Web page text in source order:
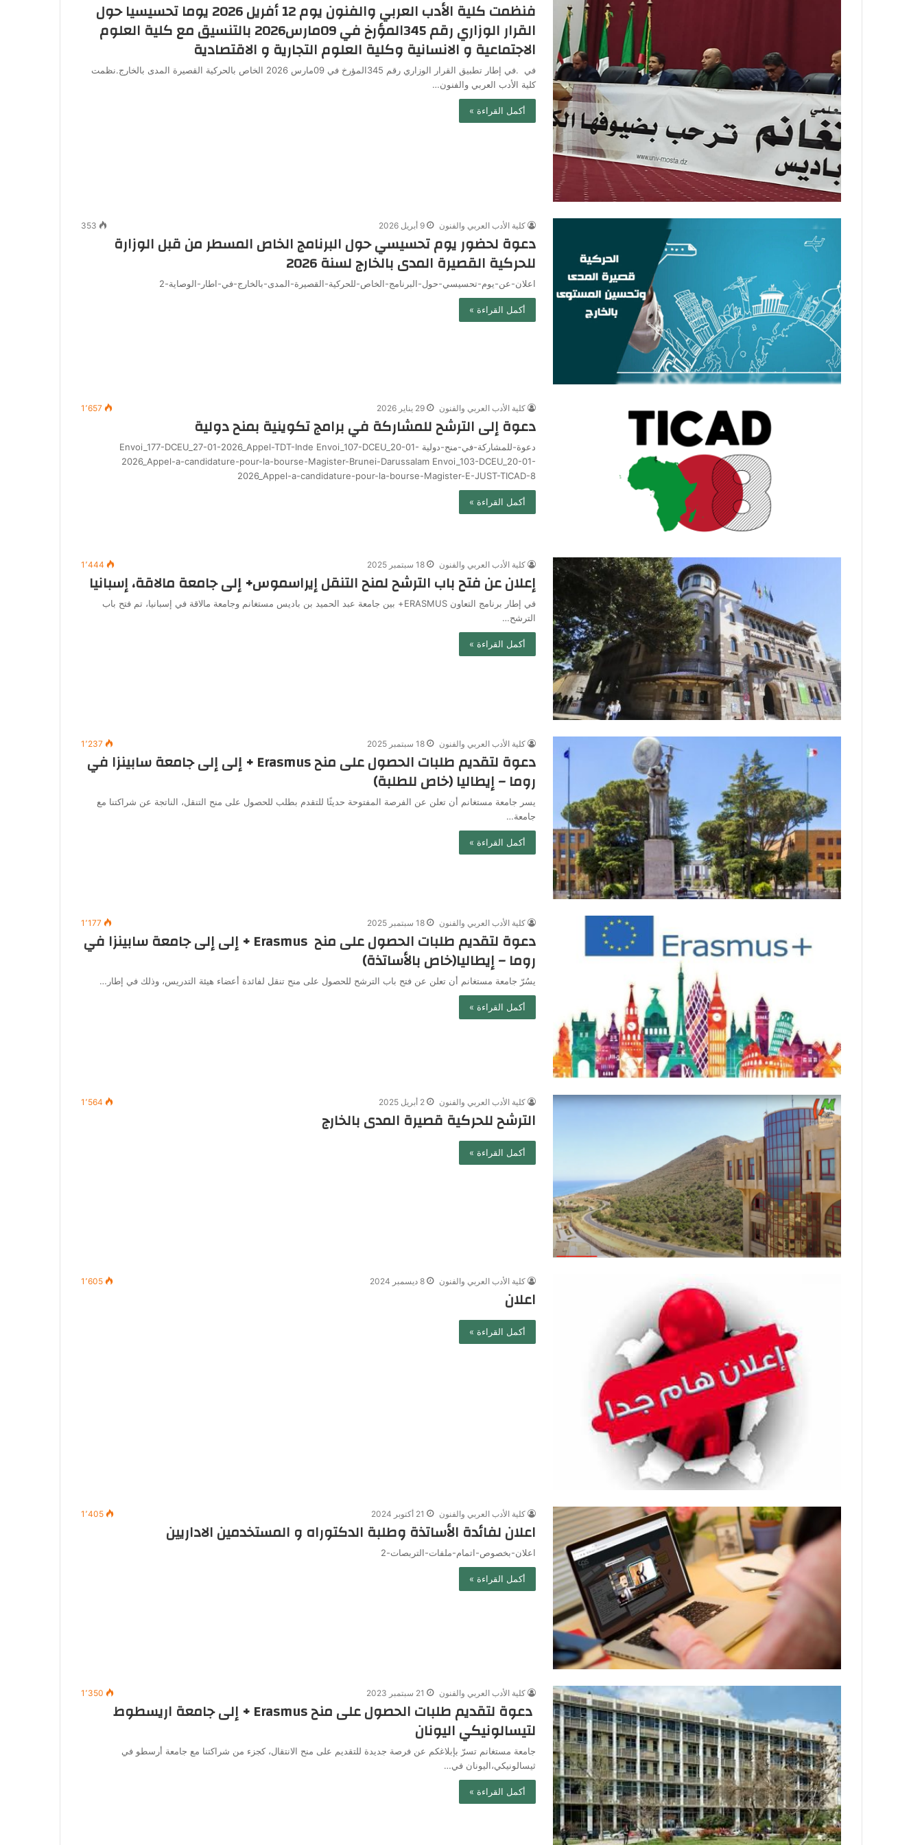
فنظمت كلية الأدب العربي والفنون يوم 12 أفريل 2026 يوما تحسيسيا حول
القرار الوزاري رقم 345المؤرخ في 09مارس2026 بالتنسيق مع كلية العلوم
الاجتماعية و الانسانية وكلية العلوم التجارية و الاقتصادية
في .في إطار تطبيق القرار الوزاري رقم 345المؤرخ في 09مارس 2026 الخاص بالحركية القصيرة المدى بالخارج.نظمت
كلية الأدب العربي والفنون…
أكمل القراءة »
كلية الأدب العربي والفنون 9 أبريل 2026 353
دعوة لحضور يوم تحسيسي حول البرنامج الخاص المسطر من قبل الوزارة
للحركية القصيرة المدى بالخارج لسنة 2026
اعلان-عن-يوم-تحسيسي-حول-البرنامج-الخاص-للحركية-القصيرة-المدى-بالخارج-في-اطار-الوصاية-2
أكمل القراءة »
كلية الأدب العربي والفنون 29 يناير 2026 1٬657
دعوة إلى الترشح للمشاركة في برامج تكوينية بمنح دولية
دعوة-للمشاركة-في-منح-دولية Envoi_177-DCEU_27-01-2026_Appel-TDT-Inde Envoi_107-DCEU_20-01-
2026_Appel-a-candidature-pour-la-bourse-Magister-Brunei-Darussalam Envoi_103-DCEU_20-01-
2026_Appel-a-candidature-pour-la-bourse-Magister-E-JUST-TICAD-8
أكمل القراءة »
كلية الأدب العربي والفنون 18 سبتمبر 2025 1٬444
إعلان عن فتح باب الترشح لمنح التنقل إيراسموس+ إلى جامعة مالاقة، إسبانيا
في إطار برنامج التعاون ERASMUS+ بين جامعة عبد الحميد بن باديس مستغانم وجامعة مالاقة في إسبانيا، تم فتح باب
الترشح…
أكمل القراءة »
كلية الأدب العربي والفنون 18 سبتمبر 2025 1٬237
دعوة لتقديم طلبات الحصول على منح Erasmus + إلى إلى جامعة سابينزا في
روما – إيطاليا (خاص للطلبة)
يسر جامعة مستغانم أن تعلن عن الفرصة المفتوحة حديثًا للتقدم بطلب للحصول على منح التنقل، الناتجة عن شراكتنا مع
جامعة…
أكمل القراءة »
كلية الأدب العربي والفنون 18 سبتمبر 2025 1٬177
دعوة لتقديم طلبات الحصول على منح Erasmus + إلى إلى جامعة سابينزا في
روما – إيطاليا(خاص بالأساتذة)
يسُرّ جامعة مستغانم أن تعلن عن فتح باب الترشح للحصول على منح تنقل لفائدة أعضاء هيئة التدريس، وذلك في إطار…
أكمل القراءة »
كلية الأدب العربي والفنون 2 أبريل 2025 1٬564
الترشح للحركية قصيرة المدى بالخارج
أكمل القراءة »
كلية الأدب العربي والفنون 8 ديسمبر 2024 1٬605
اعلان
أكمل القراءة »
كلية الأدب العربي والفنون 21 أكتوبر 2024 1٬405
اعلان لفائدة الأساتذة وطلبة الدكتوراه و المستخدمين الاداريين
اعلان-بخصوص-اتمام-ملفات-التربصات-2
أكمل القراءة »
كلية الأدب العربي والفنون 21 سبتمبر 2023 1٬350
دعوة لتقديم طلبات الحصول على منح Erasmus + إلى جامعة اريسطوط
لتيسالونيكي اليونان
جامعة مستغانم تسرّ بإبلاغكم عن فرصة جديدة للتقديم على منح الانتقال، كجزء من شراكتنا مع جامعة أرسطو في
ثيسالونيكي،اليونان في…
أكمل القراءة »